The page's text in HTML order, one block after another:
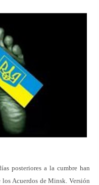
posteriores a la cumbre han
Acuerdos de Minsk. Versión